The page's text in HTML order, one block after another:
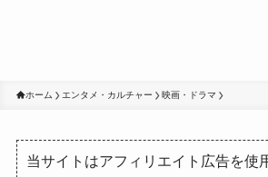
ホーム エンタメ・カルチャー 映画・ドラマ
当サイトはアフィリエイト広告を使